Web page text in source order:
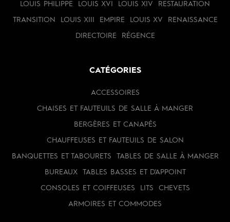
LOUIS PHILIPPE LOUIS XVI LOUIS XIV RESTAURATION
TRANSITION LOUIS XIII EMPIRE LOUIS XV RENAISSANCE
DIRECTOIRE RÉGENCE
CATÉGORIES
ACCESSOIRES
CHAISES ET FAUTEUILS DE SALLE À MANGER
BERGÈRES ET CANAPÉS
CHAUFFEUSES ET FAUTEUILS DE SALON
BANQUETTES ET TABOURETS TABLES DE SALLE À MANGER
BUREAUX TABLES BASSES ET D'APPOINT
CONSOLES ET COIFFEUSES LITS CHEVETS
ARMOIRES ET COMMODES